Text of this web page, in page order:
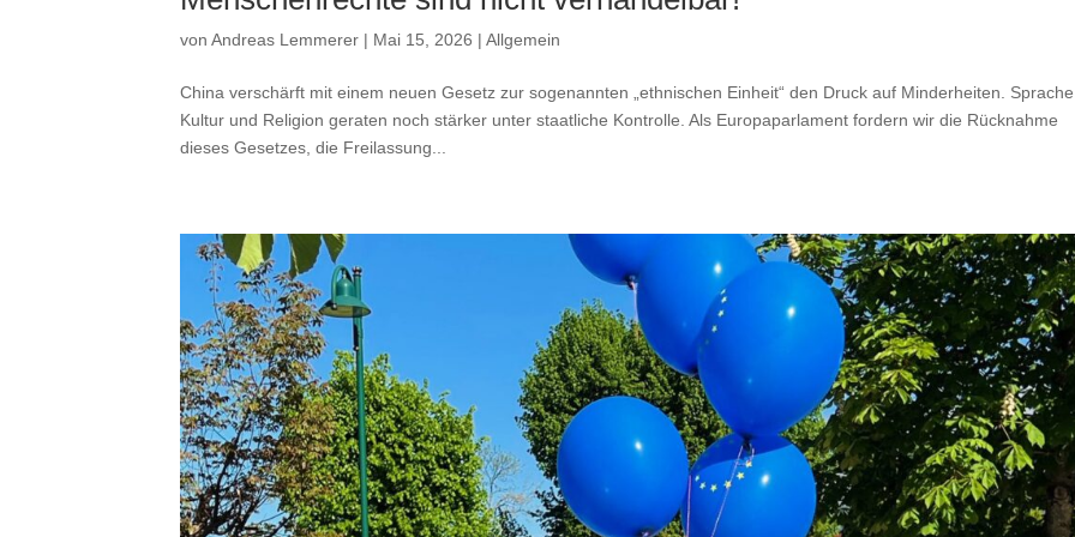
von Andreas Lemmerer| Mai 15, 2026 | Allgemein
China verschärft mit einem neuen Gesetz zur sogenannten „ethnischen Einheit“ den Druck auf Minderheiten.
Kultur und Religion geraten noch stärker unter staatliche Kontrolle. Als Europaparlament fordern wir die Rücknahme
dieses Gesetzes, die Freilassung...